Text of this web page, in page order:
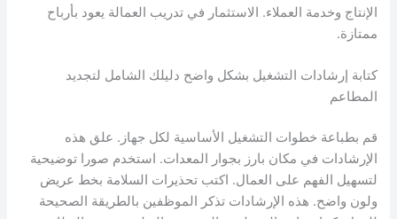
الإنتاج وخدمة العملاء. الاستثمار في تدريب العمالة يعود بأرباح
ممتازة.
كتابة إرشادات التشغيل بشكل واضح دليلك الشامل لتجديد
المطاعم
قم بطباعة خطوات التشغيل الأساسية لكل جهاز. علق هذه
الإرشادات في مكان بارز بجوار المعدات. استخدم صورا توضيحية
لتسهيل الفهم على العمال. اكتب تحذيرات السلامة بخط عريض
ولون واضح. هذه الإرشادات تذكر الموظفين بالطريقة الصحيحة